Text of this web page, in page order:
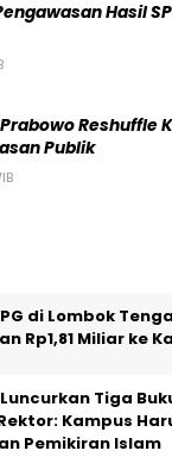
Hasil
Reshuffle
Publik
di Lombok
Rp1,81 Miliar ke
Tiga
Kampus
Pemikiran Islam